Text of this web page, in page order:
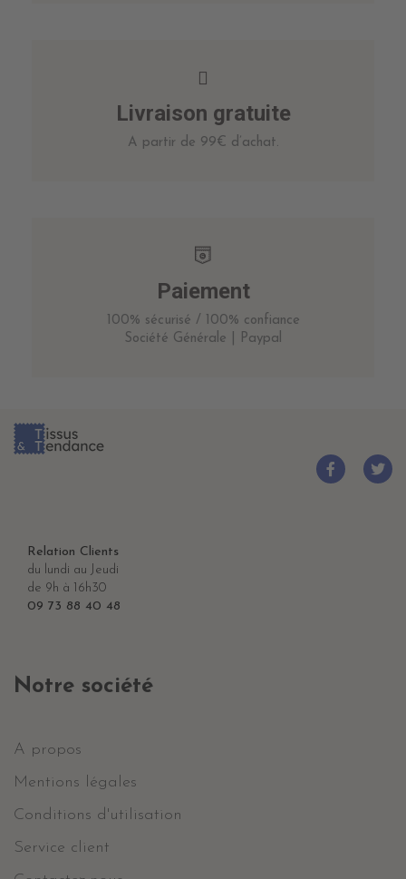
Livraison gratuite
A partir de 99€ d’achat.
Paiement
100% sécurisé / 100% confiance
Société Générale | Paypal
Relation Clients
du lundi au Jeudi
de 9h à 16h30
09 73 88 40 48
Notre société
A propos
Mentions légales
Conditions d'utilisation
Service client